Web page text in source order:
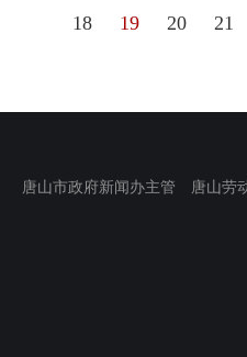
18 19 20 21
唐山市政府新闻办主管 唐山劳